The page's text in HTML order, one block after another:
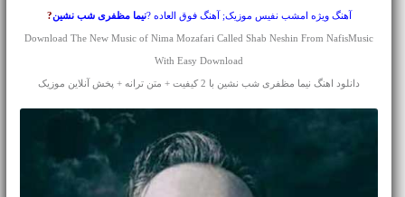
آهنگ ویژه امشب نفیس موزیک; آهنگ فوق العاده ?نیما مظفری شب نشین?
Download The New Music of Nima Mozafari Called Shab Neshin From NafisMusic
With Easy Download
دانلود اهنگ نیما مظفری شب نشین با 2 کیفیت + متن ترانه + پخش آنلاین موزیک